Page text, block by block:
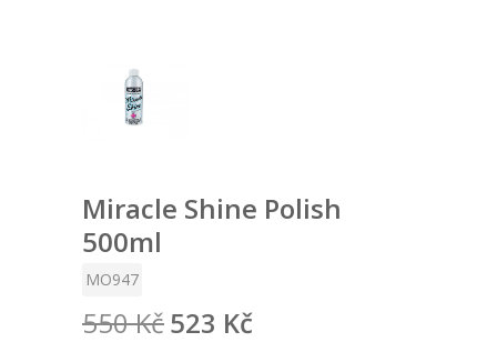
Miracle Shine Polish
500ml
MO947
550 Kč523 Kč